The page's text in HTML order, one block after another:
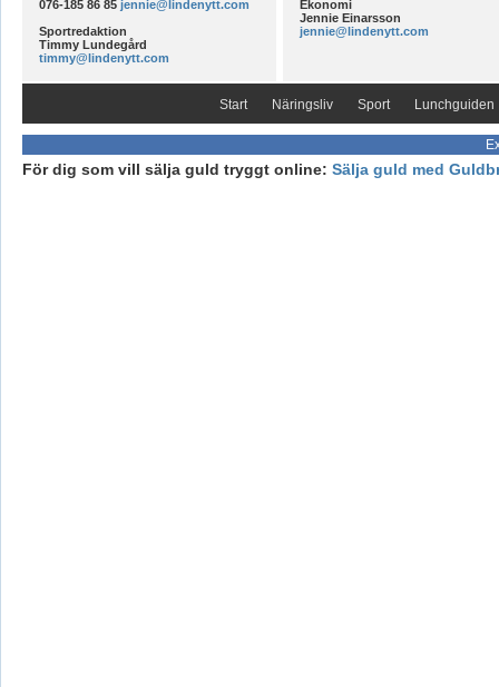
076-185 86 85 jennie@lindenytt.com
Sportredaktion
Timmy Lundegård
timmy@lindenytt.com
Ekonomi
Jennie Einarsson
jennie@lindenytt.com
Start Näringsliv Sport Lunchguiden
För dig som vill sälja guld tryggt online: Sälja guld med